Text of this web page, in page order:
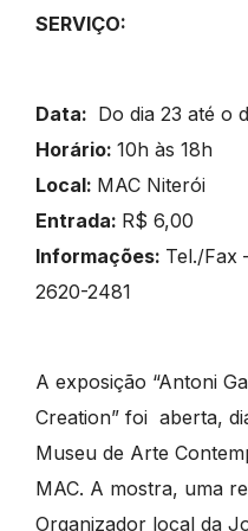
SERVIÇO:
Data: Do dia 23 até o
Horário: 10h às 18h
Local: MAC Niterói
Entrada: R$ 6,00
Informações: Tel./Fax
2620-2481
A exposição “Antoni
Creation” foi aberta,
Museu de Arte
MAC. A mostra, uma
Organizador local da